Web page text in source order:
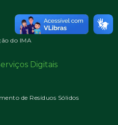
do IMA
Digitais
de Resíduos Sólidos